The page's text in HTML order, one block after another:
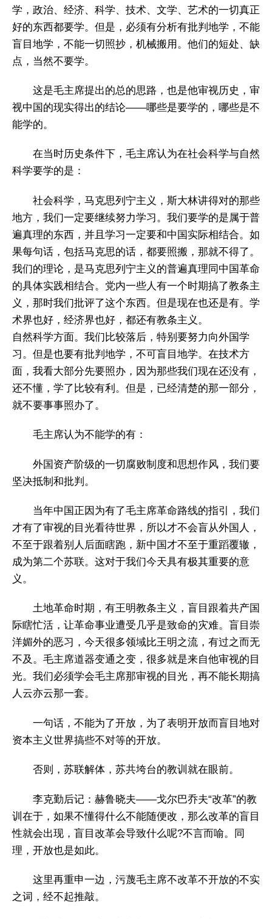
学，政治、经济、科学、技术、文学、艺术的一切真正
好的东西都要学。但是，必须有分析有批判地学，不能
盲目地学，不能一切照抄，机械搬用。他们的短处、缺
点，当然不要学。
这是毛主席提出的总的思路，也是他审视历史，审
视中国的现实得出的结论——哪些是要学的，哪些是不
能学的。
在当时历史条件下，毛主席认为在社会科学与自然
科学要学的是：
社会科学，马克思列宁主义，斯大林讲得对的那些
地方，我们一定要继续努力学习。我们要学的是属于普
遍真理的东西，并且学习一定要和中国实际相结合。如
果每句话，包括马克思的话，都要照搬，那就不得了。
我们的理论，是马克思列宁主义的普遍真理同中国革命
的具体实践相结合。党内一些人有一个时期搞了教条主
义，那时我们批评了这个东西。但是现在也还是有。学
术界也好，经济界也好，都还有教条主义。
自然科学方面。我们比较落后，特别要努力向外国学
习。但是也要有批判地学，不可盲目地学。在技术方
面，我看大部分先要照办，因为那些我们现在还没有，
还不懂，学了比较有利。但是，已经清楚的那一部分，
就不要事事照办了。
毛主席认为不能学的有：
外国资产阶级的一切腐败制度和思想作风，我们要
坚决抵制和批判。
当年中国正因为有了毛主席革命路线的指引，我们
才有了审视的目光看待世界，所以才不会盲从外国人，
不至于跟着别人后面瞎跑，新中国才不至于重蹈覆辙，
成为第二个苏联。这对于我们今天具有极其重要的意
义。
土地革命时期，有王明教条主义，盲目跟着共产国
际瞎忙活，让革命事业遭受几乎是致命的灾难。盲目崇
洋媚外的恶习，今天很多领域比王明之流，有过之而无
不及。毛主席道器变通之变，很多就是来自他审视的目
光。我们必须学会毛主席那审视的目光，再不能长期搞
人云亦云那一套。
一句话，不能为了开放，为了表明开放而盲目地对
资本主义世界搞些不对等的开放。
否则，苏联解体，苏共垮台的教训就在眼前。
李克勤后记：赫鲁晓夫——戈尔巴乔夫“改革”的教
训在于，如果不懂得什么不能随便改，那么改革的盲目
性就会出现，盲目改革会导致什么呢?不言而喻。同
理，开放也是如此。
这里再重申一边，污蔑毛主席不改革不开放的不实
之词，经不起推敲。